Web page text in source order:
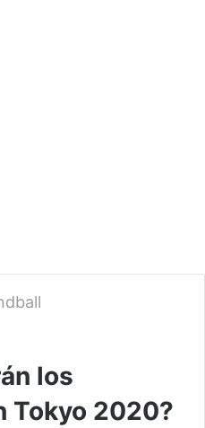
los
Tokyo 2020?